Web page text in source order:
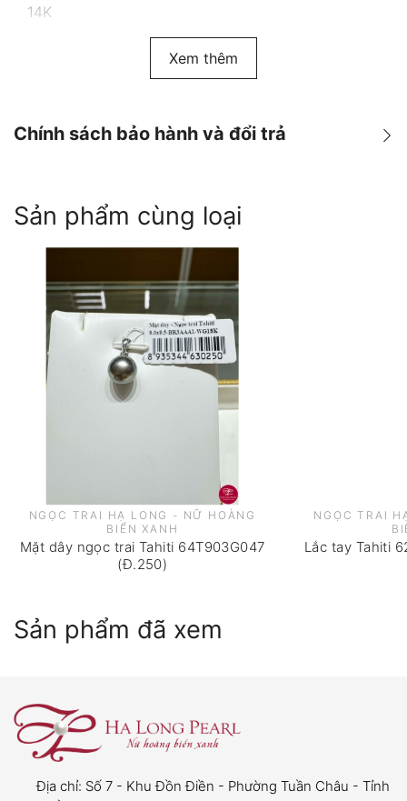
14K
Xem thêm
Chính sách bảo hành và đổi trả
trả
Warranty & Return Policy
Politique de garantie & de
retour
Thời gian bảo hành: 06 tháng kể từ ngày mua
Điều kiện bảo hành:
mua hàng,bao bì sản phẩm
hành
để được áp dụng chế độ bảo hành.
Ngọc trai được bảo hành miễn phí nếu đáp ứng
Sản phẩm cùng loại
NGỌC TRAI HẠ LONG - NỮ HOÀNG
BIỂN XANH
Mặt dây ngọc trai Tahiti 64T903G047
(Đ.250)
NGỌC TRAI
Lắc tay Tahiti
Sản phẩm đã xem
Địa chỉ: Số 7 - Khu Đồn Điền - Phường Tuần Châu - Tỉnh